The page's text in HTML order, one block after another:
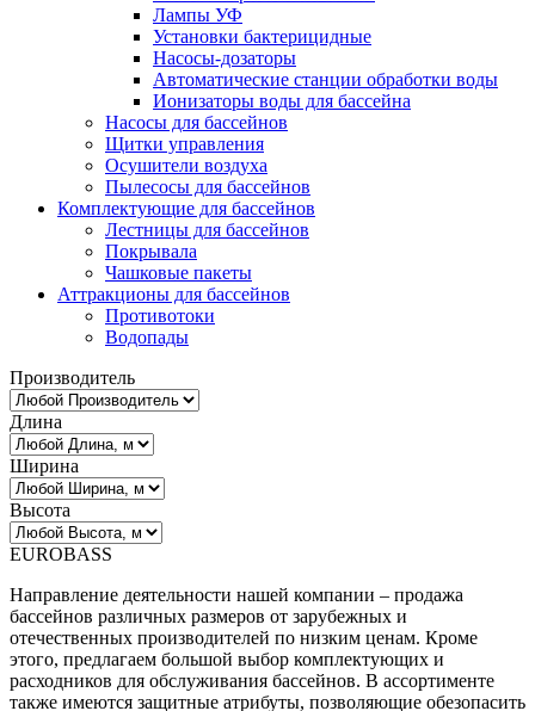
Лампы УФ
Установки бактерицидные
Насосы-дозаторы
Автоматические станции обработки воды
Ионизаторы воды для бассейна
Насосы для бассейнов
Щитки управления
Осушители воздуха
Пылесосы для бассейнов
Комплектующие для бассейнов
Лестницы для бассейнов
Покрывала
Чашковые пакеты
Аттракционы для бассейнов
Противотоки
Водопады
Производитель
Длина
Ширина
Высота
EUROBASS
Направление деятельности нашей компании – продажа
бассейнов различных размеров от зарубежных и
отечественных производителей по низким ценам. Кроме
этого, предлагаем большой выбор комплектующих и
расходников для обслуживания бассейнов. В ассортименте
также имеются защитные атрибуты, позволяющие обезопасить